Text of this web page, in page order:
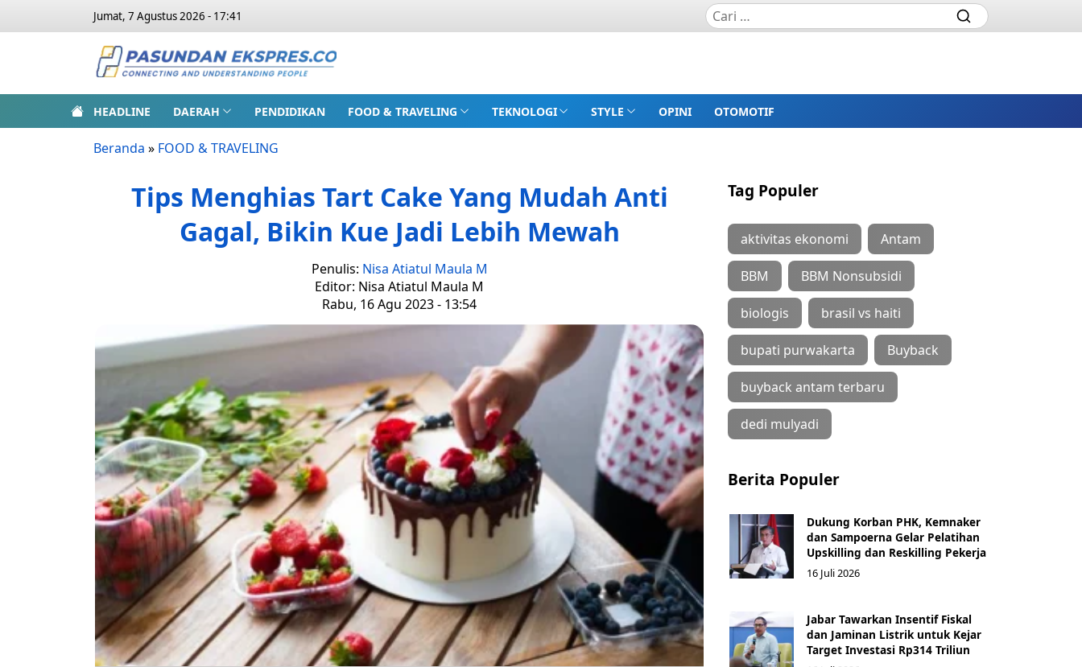
Jumat, 7 Agustus 2026 - 17:41
HEADLINE DAERAH PENDIDIKAN FOOD & TRAVELING TEKNOLOGI STYLE OPINI OTOMOTIF
Beranda » FOOD & TRAVELING
Tips Menghias Tart Cake Yang Mudah Anti
Gagal, Bikin Kue Jadi Lebih Mewah
Penulis: Nisa Atiatul Maula M
Editor: Nisa Atiatul Maula M
Rabu, 16 Agu 2023 - 13:54
Tag Populer
aktivitas ekonomi Antam
BBM BBM Nonsubsidi
biologis brasil vs haiti
bupati purwakarta Buyback
buyback antam terbaru
dedi mulyadi
Berita Populer
Dukung Korban PHK, Kemnaker
dan Sampoerna Gelar Pelatihan
Upskilling dan Reskilling Pekerja
16 Juli 2026
Jabar Tawarkan Insentif Fiskal
dan Jaminan Listrik untuk Kejar
Target Investasi Rp314 Triliun